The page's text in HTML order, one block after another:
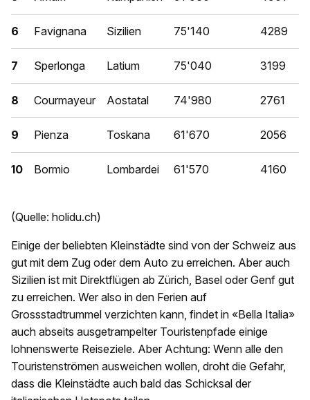
6 Favignana Sizilien 75'140 4289
7 Sperlonga Latium 75'040 3199
8 Courmayeur Aostatal 74'980 2761
9 Pienza Toskana 61'670 2056
10 Bormio Lombardei 61'570 4160
(Quelle: holidu.ch)
Einige der beliebten Kleinstädte sind von der Schweiz aus
gut mit dem Zug oder dem Auto zu erreichen. Aber auch
Sizilien ist mit Direktflügen ab Zürich, Basel oder Genf gut
zu erreichen. Wer also in den Ferien auf
Grossstadtrummel verzichten kann, findet in «Bella Italia»
auch abseits ausgetrampelter Touristenpfade einige
lohnenswerte Reiseziele. Aber Achtung: Wenn alle den
Touristenströmen ausweichen wollen, droht die Gefahr,
dass die Kleinstädte auch bald das Schicksal der